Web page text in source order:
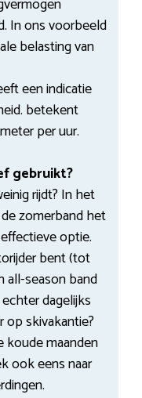
In ons voorbeeld
belasting van
een indicatie
betekent
per uur.
gebruikt?
rijdt? In het
zomerband het
optie.
bent (tot
all-season band
dagelijks
op skivakantie?
koude maanden
ook eens naar